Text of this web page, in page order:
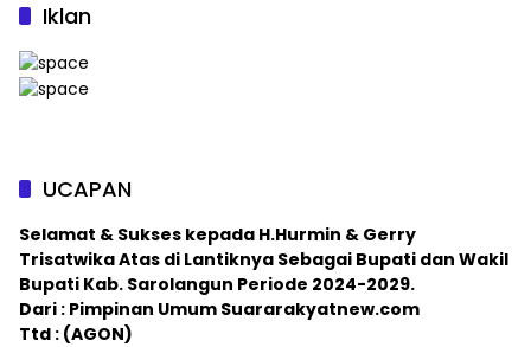
Iklan
UCAPAN
Selamat & Sukses kepada H.Hurmin & Gerry
Trisatwika Atas di Lantiknya Sebagai Bupati dan Wakil
Bupati Kab. Sarolangun Periode 2024-2029.
Dari : Pimpinan Umum Suararakyatnew.com
Ttd : (AGON)